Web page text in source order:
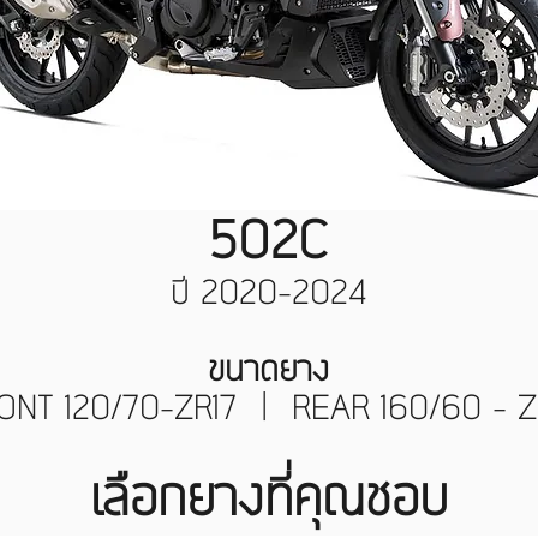
502C
ปี 2020-2024
ขนาดยาง
120/70-ZR17 | REAR 160/60 -
เลือกยางที่คุณชอบ